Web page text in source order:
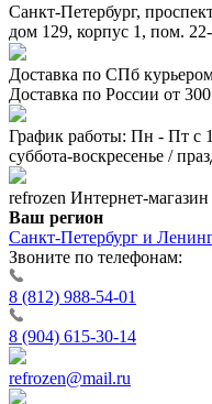
Санкт-Петербург,
дом 129, корпус 1, пом.
Доставка по СПб
Доставка по России от
График работы: Пн - Пт с
суббота-воскресенье /
refrozen Интернет-магазин
Ваш регион
Санкт-Петербург и
Звоните по телефонам:
8 (812) 988-54-01
8 (904) 615-30-14
refrozen@mail.ru